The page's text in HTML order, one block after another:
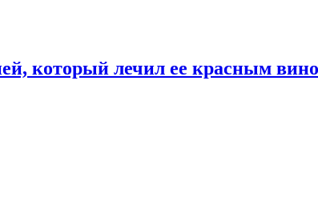
который лечил ее красным